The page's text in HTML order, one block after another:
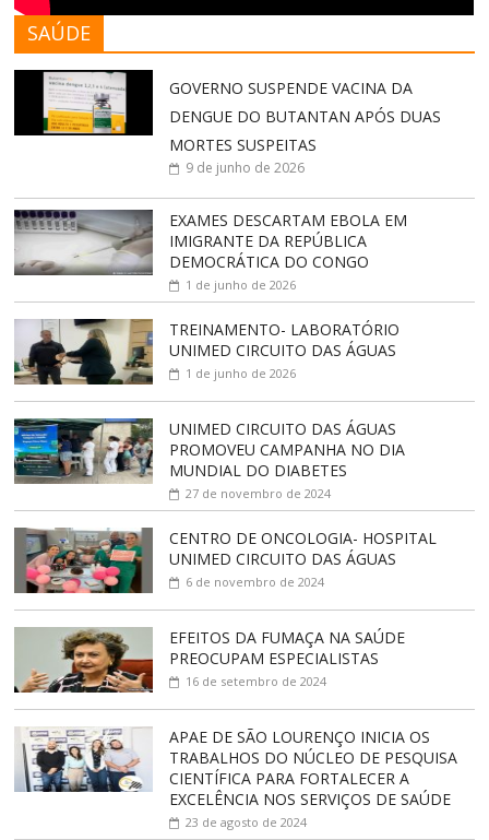
SAÚDE
GOVERNO SUSPENDE VACINA DA
DENGUE DO BUTANTAN APÓS DUAS
MORTES SUSPEITAS
9 de junho de 2026
EXAMES DESCARTAM EBOLA EM
IMIGRANTE DA REPÚBLICA
DEMOCRÁTICA DO CONGO
1 de junho de 2026
TREINAMENTO- LABORATÓRIO
UNIMED CIRCUITO DAS ÁGUAS
1 de junho de 2026
UNIMED CIRCUITO DAS ÁGUAS
PROMOVEU CAMPANHA NO DIA
MUNDIAL DO DIABETES
27 de novembro de 2024
CENTRO DE ONCOLOGIA- HOSPITAL
UNIMED CIRCUITO DAS ÁGUAS
6 de novembro de 2024
EFEITOS DA FUMAÇA NA SAÚDE
PREOCUPAM ESPECIALISTAS
16 de setembro de 2024
APAE DE SÃO LOURENÇO INICIA OS
TRABALHOS DO NÚCLEO DE PESQUISA
CIENTÍFICA PARA FORTALECER A
EXCELÊNCIA NOS SERVIÇOS DE SAÚDE
23 de agosto de 2024